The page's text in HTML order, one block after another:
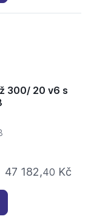
300/ 20 v6 s
47 182,40 Kč